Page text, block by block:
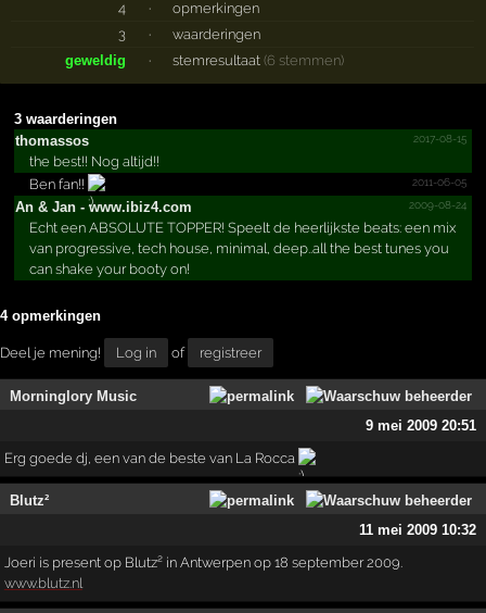
4
·
opmerkingen
3
·
waarderingen
geweldig
· stemresultaat (6 stemmen)
3 waarderingen
thomassos
2017-08-15
the best!! Nog altijd!!
2011-06-05
Ben fan!!
An &­ Jan - www.­ibiz4.­com
2009-08-24
Echt een ABSOLUTE TOPPER! Speelt de heerlijkste beats: een mix
van progressive, tech house, minimal, deep..all the best tunes you
can shake your booty on!
4 opmerkingen
Deel je mening! Log in of registreer
Morninglory Music
9 mei 2009 20:51
Erg goede dj, een van de beste van La Rocca
Blutz²
11 mei 2009 10:32
Joeri is present op Blutz² in Antwerpen op 18 september 2009.
www.blutz.nl